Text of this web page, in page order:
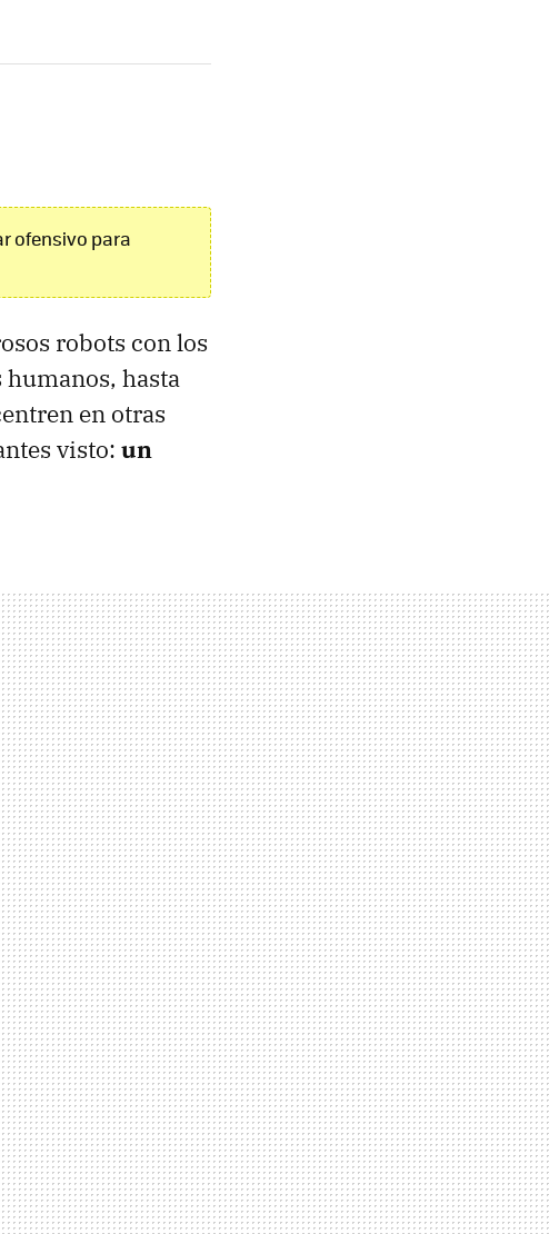
ofensivo para
robots con los
humanos, hasta
en otras
visto: un